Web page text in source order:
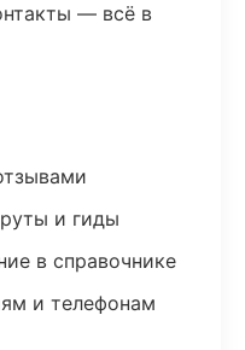
— всё в
и гиды
в справочнике
и телефонам